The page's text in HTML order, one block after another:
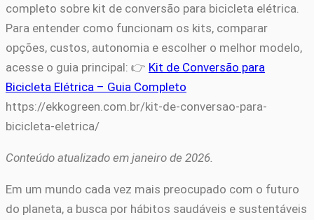
completo sobre kit de conversão para bicicleta elétrica.
Para entender como funcionam os kits, comparar
opções, custos, autonomia e escolher o melhor modelo,
acesse o guia principal: 👉 Kit de Conversão para
Bicicleta Elétrica – Guia Completo
https://ekkogreen.com.br/kit-de-conversao-para-
bicicleta-eletrica/
Conteúdo atualizado em janeiro de 2026.
Em um mundo cada vez mais preocupado com o futuro
do planeta, a busca por hábitos saudáveis e sustentáveis